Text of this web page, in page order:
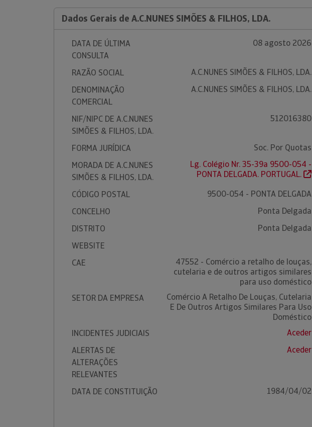
Dados Gerais de A.C.NUNES SIMÕES & FILHOS, LDA.
DATA DE ÚLTIMA
CONSULTA
08 agosto 2026
RAZÃO SOCIAL
A.C.NUNES SIMÕES & FILHOS, LDA.
DENOMINAÇÃO
COMERCIAL
A.C.NUNES SIMÕES & FILHOS, LDA.
NIF/NIPC DE A.C.NUNES
SIMÕES & FILHOS, LDA.
512016380
FORMA JURÍDICA
Soc. Por Quotas
MORADA DE A.C.NUNES
SIMÕES & FILHOS, LDA.
Lg. Colégio Nr. 35-39a 9500-054 -
PONTA DELGADA. PORTUGAL.
CÓDIGO POSTAL
9500-054 - PONTA DELGADA
CONCELHO
Ponta Delgada
DISTRITO
Ponta Delgada
WEBSITE
CAE
47552 - Comércio a retalho de louças,
cutelaria e de outros artigos similares
para uso doméstico
SETOR DA EMPRESA
Comércio A Retalho De Louças, Cutelaria
E De Outros Artigos Similares Para Uso
Doméstico
INCIDENTES JUDICIAIS
Aceder
ALERTAS DE
ALTERAÇÕES
RELEVANTES
Aceder
DATA DE CONSTITUIÇÃO 1984/04/02